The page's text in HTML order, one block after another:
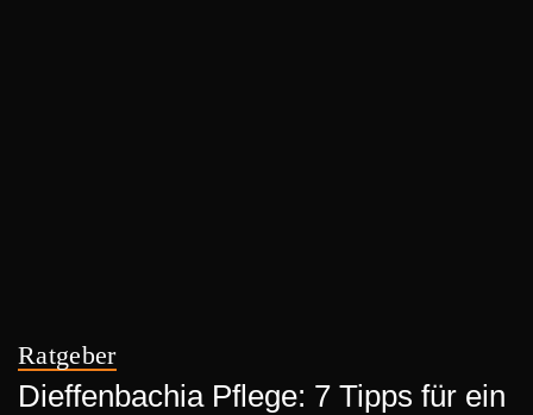
Ratgeber
Dieffenbachia Pflege: 7 Tipps für ein